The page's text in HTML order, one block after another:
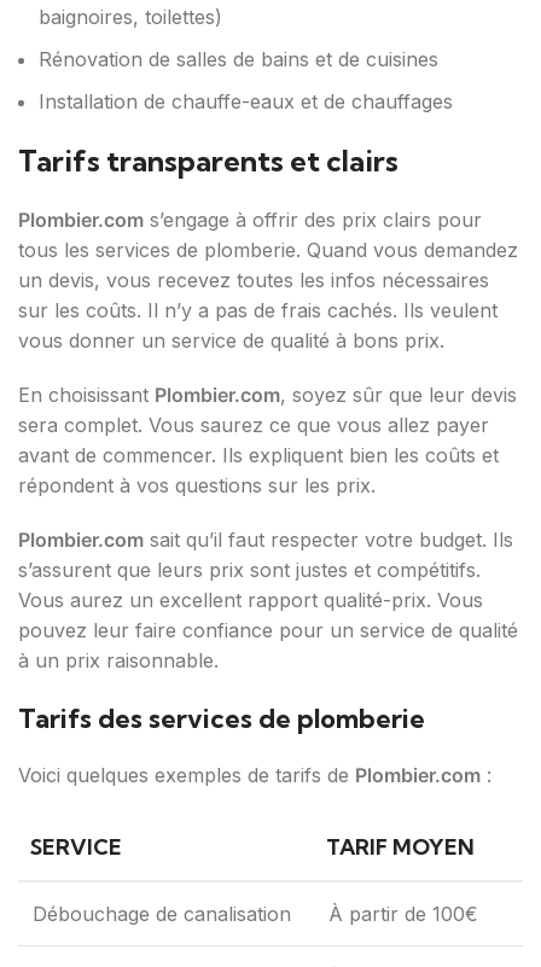
baignoires, toilettes)
Rénovation de salles de bains et de cuisines
Installation de chauffe-eaux et de chauffages
Tarifs transparents et clairs
Plombier.com s’engage à offrir des prix clairs pour
tous les services de plomberie. Quand vous demandez
un devis, vous recevez toutes les infos nécessaires
sur les coûts. Il n’y a pas de frais cachés. Ils veulent
vous donner un service de qualité à bons prix.
En choisissant Plombier.com, soyez sûr que leur devis
sera complet. Vous saurez ce que vous allez payer
avant de commencer. Ils expliquent bien les coûts et
répondent à vos questions sur les prix.
Plombier.com sait qu’il faut respecter votre budget. Ils
s’assurent que leurs prix sont justes et compétitifs.
Vous aurez un excellent rapport qualité-prix. Vous
pouvez leur faire confiance pour un service de qualité
à un prix raisonnable.
Tarifs des services de plomberie
Voici quelques exemples de tarifs de Plombier.com :
SERVICE TARIF MOYEN
Débouchage de canalisation À partir de 100€